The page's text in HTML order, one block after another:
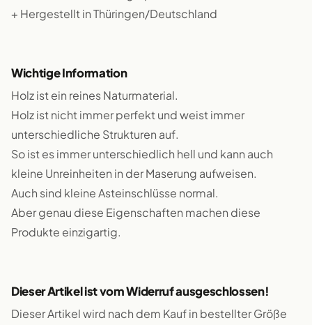
+ Hergestellt in Thüringen/Deutschland
Wichtige Information
Holz ist ein reines Naturmaterial.
Holz ist nicht immer perfekt und weist immer
unterschiedliche Strukturen auf.
So ist es immer unterschiedlich hell und kann auch
kleine Unreinheiten in der Maserung aufweisen.
Auch sind kleine Asteinschlüsse normal.
Aber genau diese Eigenschaften machen diese
Produkte einzigartig.
Dieser Artikel ist vom Widerruf ausgeschlossen!
Dieser Artikel wird nach dem Kauf in bestellter Größe